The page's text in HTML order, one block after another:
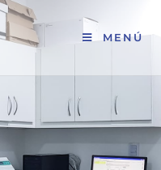
MENÚ